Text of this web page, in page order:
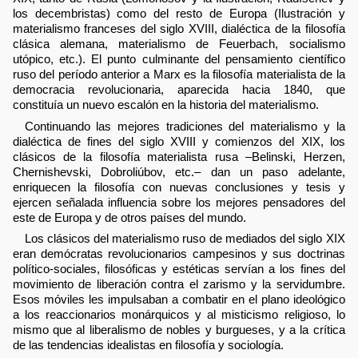
los decembristas) como del resto de Europa (Ilustración y
materialismo franceses del siglo XVIII, dialéctica de la filosofía
clásica alemana, materialismo de Feuerbach, socialismo
utópico, etc.). El punto culminante del pensamiento científico
ruso del período anterior a Marx es la filosofía materialista de la
democracia revolucionaria, aparecida hacia 1840, que
constituía un nuevo escalón en la historia del materialismo.
Continuando las mejores tradiciones del materialismo y la
dialéctica de fines del siglo XVIII y comienzos del XIX, los
clásicos de la filosofía materialista rusa –Belinski, Herzen,
Chernishevski, Dobroliúbov, etc.– dan un paso adelante,
enriquecen la filosofía con nuevas conclusiones y tesis y
ejercen señalada influencia sobre los mejores pensadores del
este de Europa y de otros países del mundo.
Los clásicos del materialismo ruso de mediados del siglo XIX
eran demócratas revolucionarios campesinos y sus doctrinas
político-sociales, filosóficas y estéticas servían a los fines del
movimiento de liberación contra el zarismo y la servidumbre.
Esos móviles les impulsaban a combatir en el plano ideológico
a los reaccionarios monárquicos y al misticismo religioso, lo
mismo que al liberalismo de nobles y burgueses, y a la crítica
de las tendencias idealistas en filosofía y sociología.